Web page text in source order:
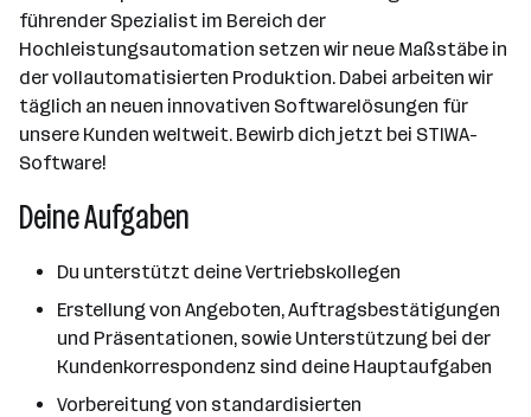
führender Spezialist im Bereich der
Hochleistungsautomation setzen wir neue Maßstäbe in
der vollautomatisierten Produktion. Dabei arbeiten wir
täglich an neuen innovativen Softwarelösungen für
unsere Kunden weltweit. Bewirb dich jetzt bei STIWA-
Software!
Deine Aufgaben
Du unterstützt deine Vertriebskollegen
Erstellung von Angeboten, Auftragsbestätigungen
und Präsentationen, sowie Unterstützung bei der
Kundenkorrespondenz sind deine Hauptaufgaben
Vorbereitung von standardisierten